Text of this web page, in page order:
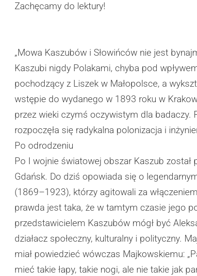
Zachęcamy do lektury!
„Mowa Kaszubów i Słowińców nie jest
Kaszubi nigdy Polakami, chyba pod
pochodzący z Liszek w Małopolsce, a
wstępie do wydanego w 1893 roku w
przez wieki czymś oczywistym dla badaczy.
rozpoczęła się radykalna polonizacja i
Po odrodzeniu
Po I wojnie światowej obszar Kaszub
Gdańsk. Do dziś opowiada się o
(1869–1923), którzy agitowali za
prawda jest taka, że w tamtym czasie jego
przedstawicielem Kaszubów mógł być
działacz społeczny, kulturalny i polityczny.
miał powiedzieć wówczas Majkowskiemu:
mieć takie łapy, takie nogi, ale nie takie jak